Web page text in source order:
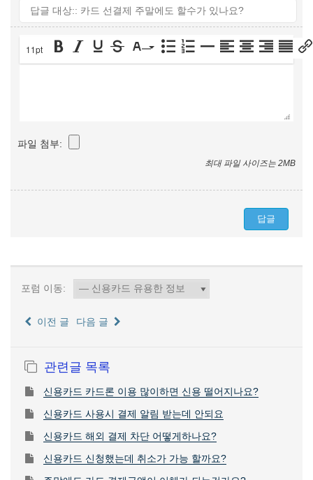
11pt
파일 첨부:
최대 파일 사이즈는 2MB
포럼 이동:
이전 글 다음 글
관련글 목록
신용카드 카드론 이용 많이하면 신용 떨어지나요?
신용카드 사용시 결제 알림 받는데 안되요
신용카드 해외 결제 차단 어떻게하나요?
신용카드 신청했는데 취소가 가능 할까요?